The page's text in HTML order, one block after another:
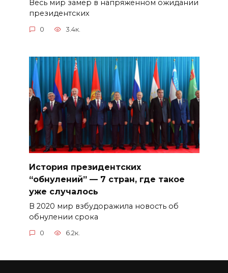
Весь мир замер в напряженном ожидании
президентских
0 3.4к.
История президентских
“обнулений” — 7 стран, где такое
уже случалось
В 2020 мир взбудоражила новость об
обнулении срока
0 6.2к.